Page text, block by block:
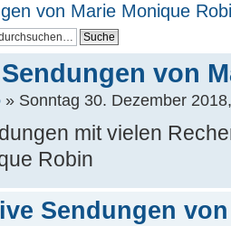
von Marie Monique
von
» Sonntag 30. Dezember
mit vielen
Robin
Sendungen